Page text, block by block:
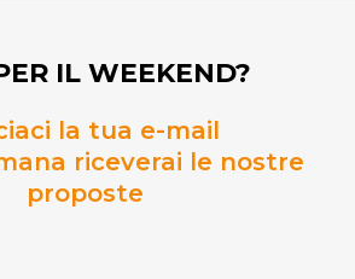
IL WEEKEND?
la tua e-mail
riceverai le nostre
proposte